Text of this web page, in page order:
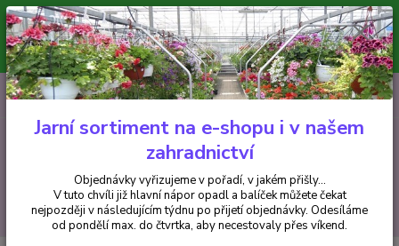
Minimální hodnota pro odeslání z e-shopu je 300 Kč.
V tuto chvíli již hlavní nápor objednávek opadl a balíček můžete čekat
nejpozději v následujícím týdnu po přijetí objednávky. Objednávky
vyřizujeme v pořadí, v jakém přišly...
CZK
Hledat
+420 602 223 614 0ks
za0 Kč
Jarní sortiment na e-shopu i v našem
zahradnictví
Objednávky vyřizujeme v pořadí, v jakém přišly...
V tuto chvíli již hlavní nápor opadl a balíček můžete čekat
nejpozději v následujícím týdnu po přijetí objednávky. Odesíláme
od pondělí max. do čtvrtka, aby necestovaly přes víkend.